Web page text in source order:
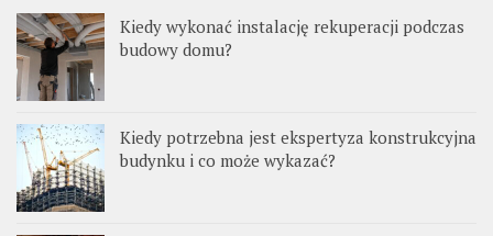
Kiedy wykonać instalację rekuperacji podczas
budowy domu?
Kiedy potrzebna jest ekspertyza konstrukcyjna
budynku i co może wykazać?